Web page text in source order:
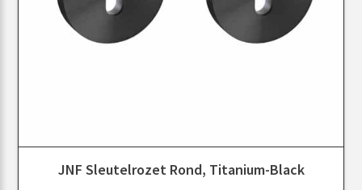
JNF Sleutelrozet Rond, Titanium-Black